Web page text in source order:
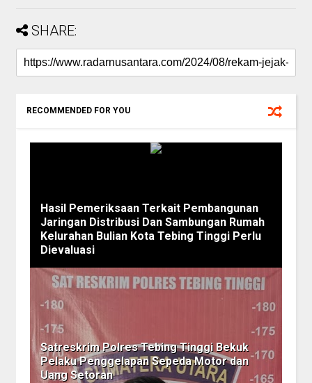
SHARE:
RECOMMENDED FOR YOU
Hasil Pemeriksaan Terkait Pembangunan
Jaringan Distribusi Dan Sambungan Rumah
Kelurahan Bulian Kota Tebing Tinggi Perlu
Dievaluasi
Satreskrim Polres Tebing Tinggi Bekuk
Pelaku Penggelapan Sepeda Motor dan
Uang Setoran